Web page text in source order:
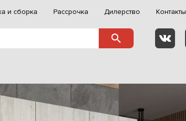
и сборка Рассрочка Дилерство
Контакты